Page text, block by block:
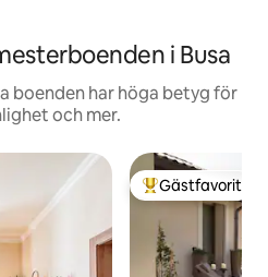
i Busa
boenden har höga betyg för
och mer.
Populär
Gästfavorit